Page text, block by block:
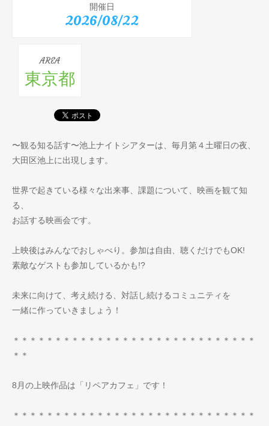
開催日
2026/08/22
AREA
東京都
〜観る知る話す〜池上ナイトシアターは、毎月第４土曜日の夜、
大田区池上に出現します。
世界で起きている様々な出来事、課題について、映画を観て知
る、
お話する映画会です。
上映後はみんなでおしゃべり。参加は自由、聴くだけでもOK!
素敵なゲストも参加しているかも!?
未来に向けて、考え続ける、対話し続けるコミュニティを
一緒に作っていきましょう！
＊＊＊＊＊＊＊＊＊＊＊＊＊＊＊＊＊＊＊＊＊＊＊＊＊＊＊＊＊
＊＊
8月の上映作品は「リペアカフェ」です！
＊＊＊＊＊＊＊＊＊＊＊＊＊＊＊＊＊＊＊＊＊＊＊＊＊＊＊＊＊